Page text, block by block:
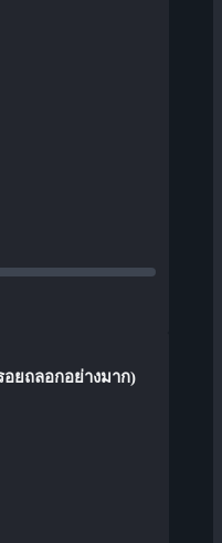
อยถลอกอย่างมาก)